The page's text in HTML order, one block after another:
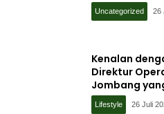
Uncategorized 26
Kenalan
Direktur
Jombang
Ilmiah
Lifestyle 26 Juli